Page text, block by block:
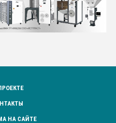
НА САЙТЕ